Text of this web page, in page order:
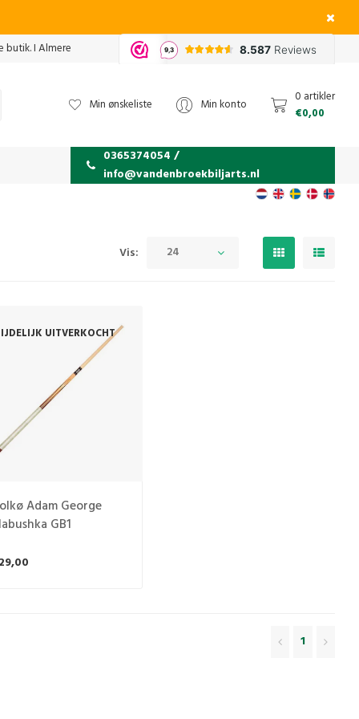
butik. I Almere
Min ønskeliste Min konto
0 artikler
€0,00
0365374054 /
info@vandenbroekbiljarts.nl
Vis: 24
UITVERKOCHT
Adam George
GB1
1